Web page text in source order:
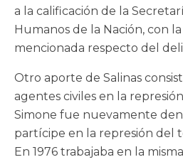
a la calificación de la
Humanos de la Nación, con
mencionada respecto del
Otro aporte de Salinas
agentes civiles en la
Simone fue nuevamente
partícipe en la represión del
En 1976 trabajaba en la